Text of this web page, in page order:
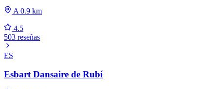
A 0.9 km
4.5
503 reseñas
ES
Esbart Dansaire de Rubí